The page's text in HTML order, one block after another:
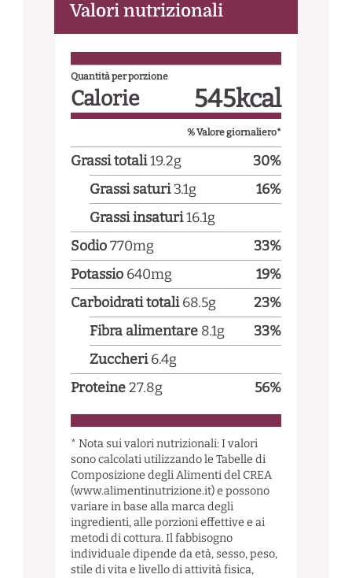
Valori nutrizionali
Quantità per porzione
Calorie 545kcal
% Valore giornaliero*
Grassi totali19.2g 30%
Grassi saturi 3.1g 16%
Grassi insaturi16.1g
Sodio770mg 33%
Potassio 640mg 19%
Carboidrati totali 68.5g 23%
Fibra alimentare 8.1g 33%
Zuccheri 6.4g
Proteine27.8g 56%
* Nota sui valori nutrizionali: I valori
sono calcolati utilizzando le Tabelle di
Composizione degli Alimenti del CREA
(www.alimentinutrizione.it) e possono
variare in base alla marca degli
ingredienti, alle porzioni effettive e ai
metodi di cottura. Il fabbisogno
individuale dipende da età, sesso, peso,
stile di vita e livello di attività fisica,